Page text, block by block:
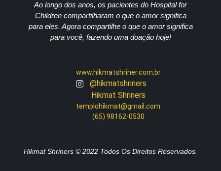
Ao longo dos anos, os pacientes do Hospital for
Children compartilharam o que o amor significa
para eles. Agora compartilhe o que o amor significa
para você, fazendo uma doação hoje!
www.hikmatshriner.com.br
@hikmatshriners
Hikmat Shriners
templohikmat@gmail.com
(65) 98162-0530
Hikmat Shriners © 2022 Todos Os Direitos Reservados.